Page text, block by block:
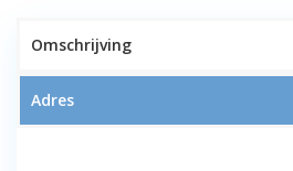
Omschrijving
Adres